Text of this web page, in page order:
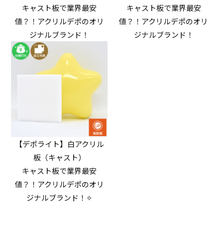
キャスト板で業界最安
値？！アクリルデポのオリ
ジナルブランド！
キャスト板で業界最安
値？！アクリルデポのオリ
ジナルブランド！
【デポライト】白アクリル
板（キャスト）
キャスト板で業界最安
値？！アクリルデポのオリ
ジナルブランド！✧